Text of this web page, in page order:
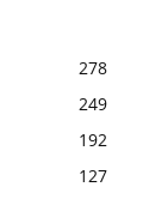
278
249
192
127